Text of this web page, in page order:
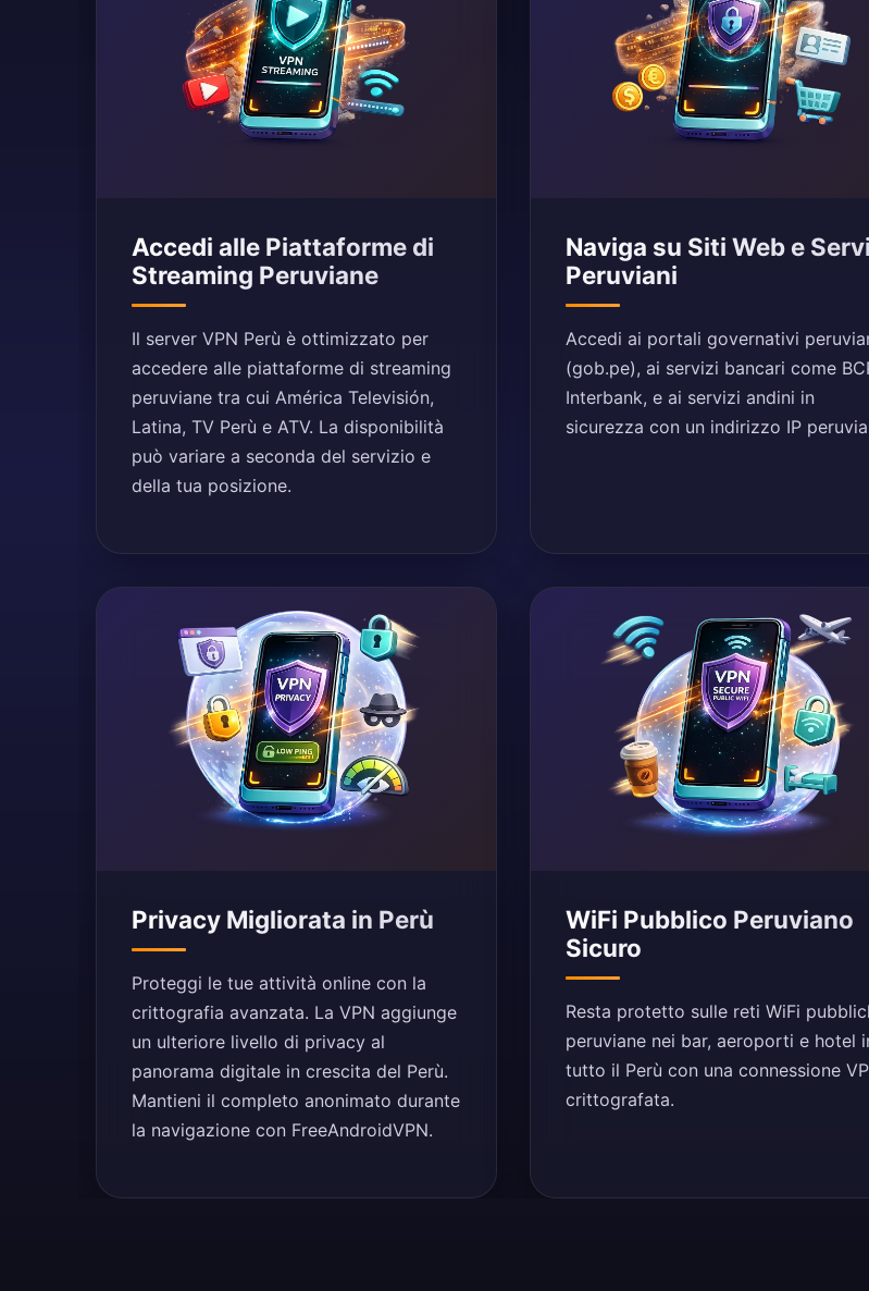
Accedi alle Piattaforme di
Streaming Peruviane
Il server VPN Perù è ottimizzato per
accedere alle piattaforme di streaming
peruviane tra cui América Televisión,
Latina, TV Perù e ATV. La disponibilità
può variare a seconda del servizio e
della tua posizione.
Naviga su Siti Web e
Peruviani
Accedi ai portali governativi
(gob.pe), ai servizi bancari come
Interbank, e ai servizi andini in
sicurezza con un indirizzo IP
Privacy Migliorata in Perù
Proteggi le tue attività online con la
crittografia avanzata. La VPN aggiunge
un ulteriore livello di privacy al
panorama digitale in crescita del Perù.
Mantieni il completo anonimato durante
la navigazione con FreeAndroidVPN.
WiFi Pubblico Peruviano
Sicuro
Resta protetto sulle reti WiFi
peruviane nei bar, aeroporti e hotel
tutto il Perù con una connessione
crittografata.